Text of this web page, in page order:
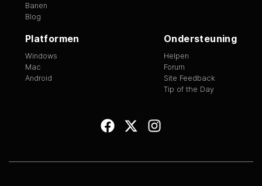
Banen
Blog
Platformen
Windows
Mac
Android
Ondersteuning
Helpen
Forum
Site Feedback
Tip of the Day